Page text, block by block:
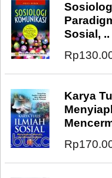
Sosial, ..
Karya